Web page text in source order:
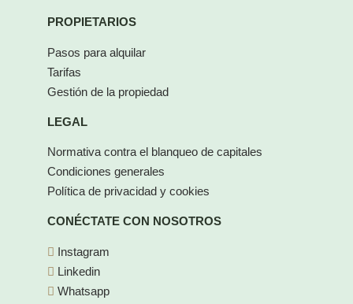
PROPIETARIOS
Pasos para alquilar
Tarifas
Gestión de la propiedad
LEGAL
Normativa contra el blanqueo de capitales
Condiciones generales
Política de privacidad y cookies
CONÉCTATE CON NOSOTROS
Instagram
Linkedin
Whatsapp